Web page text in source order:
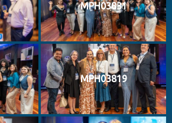
MPH03831
MPH03819